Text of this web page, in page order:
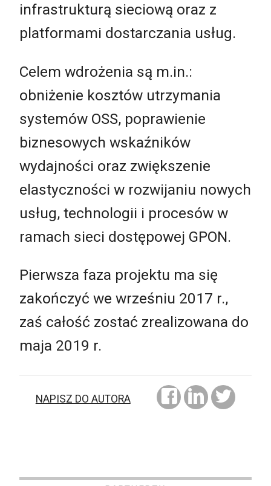
infrastrukturą sieciową oraz z
platformami dostarczania usług.
Celem wdrożenia są m.in.:
obniżenie kosztów utrzymania
systemów OSS, poprawienie
biznesowych wskaźników
wydajności oraz zwiększenie
elastyczności w rozwijaniu nowych
usług, technologii i procesów w
ramach sieci dostępowej GPON.
Pierwsza faza projektu ma się
zakończyć we wrześniu 2017 r.,
zaś całość zostać zrealizowana do
maja 2019 r.
NAPISZ DO AUTORA